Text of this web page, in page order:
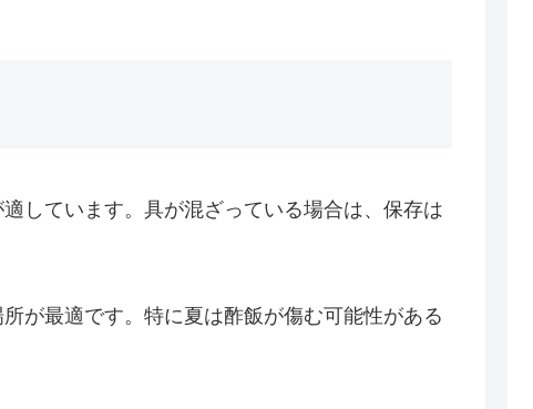
しています。具が混ざっている場合は、保存は
が最適です。特に夏は酢飯が傷む可能性がある